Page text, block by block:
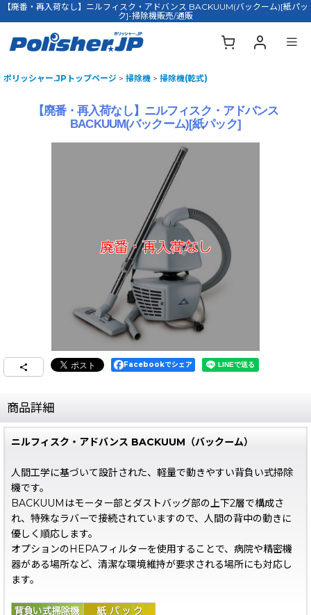
【廃番・再入荷なし】ニルフィスク・アドバンス BACKUUM(バックーム)[紙パッ
ク]-掃除機販売/通販
ポリッシャー.JPトップページ > 掃除機 > 掃除機(乾式)
【廃番・再入荷なし】ニルフィスク・アドバンス
BACKUUM(バックーム)[紙パック]
Facebookでシェア
商品詳細
ニルフィスク・アドバンス BACKUUM（バックーム）
人間工学に基づいて設計された、軽量で動きやすい背負い式掃除
機です。
BACKUUMはモーター部とダストバッグ部の上下2層で構成さ
れ、特殊なラバーで接続されていますので、人間の背中の動きに
優しく順応します。
オプションのHEPAフィルターを使用することで、病院や精密機
器がある場所など、清潔な環境維持が要求される場所にも対応し
ます。